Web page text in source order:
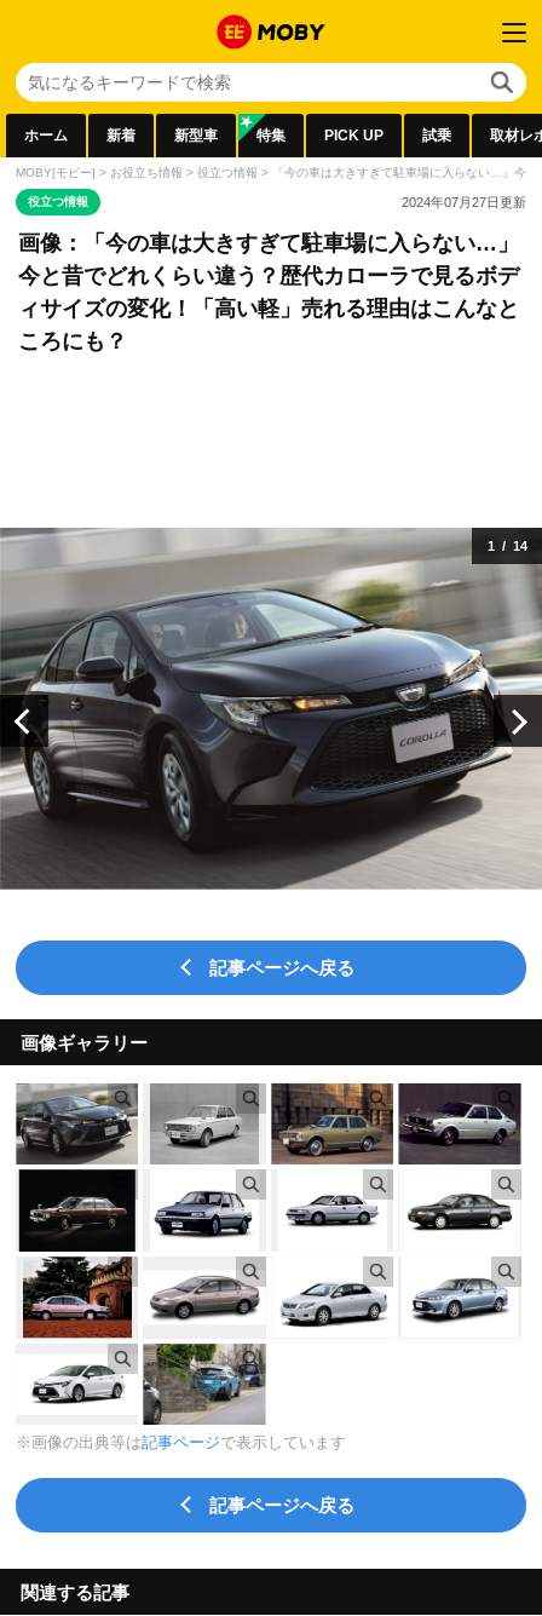
ホーム 新着 新型車 特集 PICK UP 試乗 取材レ
MOBY[モビー] > お役立ち情報 > 役立つ情報 > 「今の車は大きすぎて駐車場に入らない…」今
役立つ情報 2024年07月27日更新
画像：「今の車は大きすぎて駐車場に入らない…」
今と昔でどれくらい違う？歴代カローラで見るボデ
ィサイズの変化！「高い軽」売れる理由はこんなと
ころにも？
1 / 14
記事ページへ戻る
画像ギャラリー
※画像の出典等は記事ページで表示しています
記事ページへ戻る
関連する記事